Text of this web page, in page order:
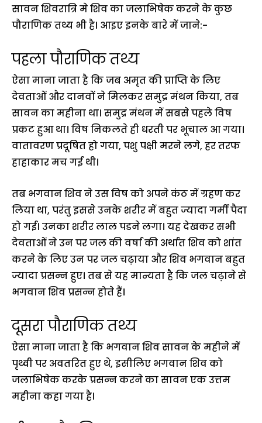
सावन शिवरात्रि मे शिव का जलाभिषेक करने के कुछ
पौराणिक तथ्य भी है। आइए इनके बारे में जाने:-
पहला पौराणिक तथ्य
ऐसा माना जाता है कि जब अमृत की प्राप्ति के लिए
देवताओं और दानवों ने मिलकर समुद्र मंथन किया, तब
सावन का महीना था। समुद्र मंथन में सबसे पहले विष
प्रकट हुआ था। विष निकलते ही धरती पर भूचाल आ गया।
वातावरण प्रदूषित हो गया, पशु पक्षी मरने लगे, हर तरफ
हाहाकार मच गई थी।
तब भगवान शिव ने उस विष को अपने कंठ में ग्रहण कर
लिया था, परंतु इससे उनके शरीर में बहुत ज्यादा गर्मी पैदा
हो गई। उनका शरीर लाल पडने लगा। यह देखकर सभी
देवताओं ने उन पर जल की वर्षा की अर्थात शिव को शांत
करने के लिए उन पर जल चढ़ाया और शिव भगवान बहुत
ज्यादा प्रसन्न हुए। तब से यह मान्यता है कि जल चढ़ाने से
भगवान शिव प्रसन्न होते हैं।
दूसरा पौराणिक तथ्य
ऐसा माना जाता है कि भगवान शिव सावन के महीने में
पृथ्वी पर अवतरित हुए थे, इसीलिए भगवान शिव को
जलाभिषेक करके प्रसन्न करने का सावन एक उत्तम
महीना कहा गया है।